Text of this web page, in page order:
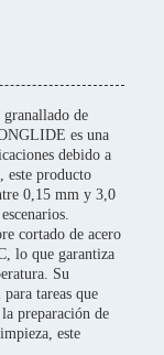
granallado de
es una
debido a
este producto
0,15 mm y 3,0
cortado de acero
lo que garantiza
Su
tareas que
preparación de
este